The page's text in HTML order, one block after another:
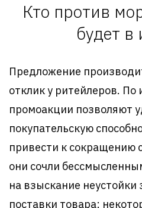
Кто против
будет в
Предложение
отклик у ритейлеров. По
промоакции позволяют
покупательскую
привести к сокращению
они сочли
на взыскание
поставки товара: